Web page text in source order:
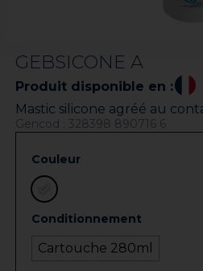
GEBSICONE A
Produit disponible en :
Mastic silicone agréé au
Gencod : 328398 890716 6
Couleur
Conditionnement
Cartouche 280ml